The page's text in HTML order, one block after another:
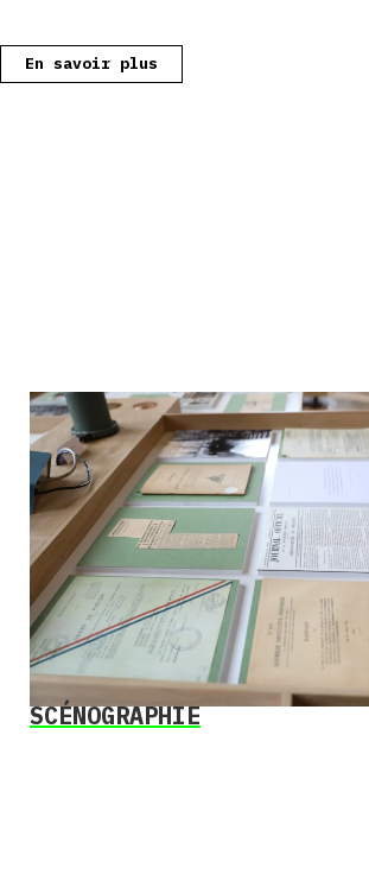
En savoir plus